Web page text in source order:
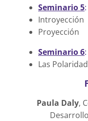
Seminario 5:
Introyección
Proyección
Seminario 6:
Las
Paula Daly,